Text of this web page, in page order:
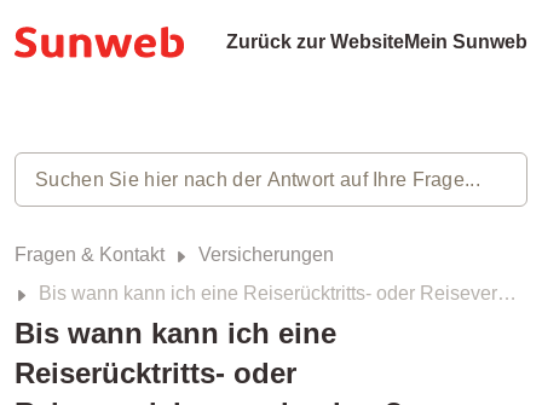
Zurück zur WebsiteMein Sunweb
Fragen & Kontakt
Versicherungen
Bis wann kann ich eine Reiserücktritts- oder Reiseversicherung buchen?
Bis wann kann ich eine
Reiserücktritts- oder